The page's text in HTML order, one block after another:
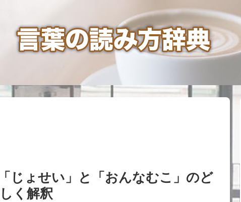
じょせい」と「おんなむこ」のど
く解釈